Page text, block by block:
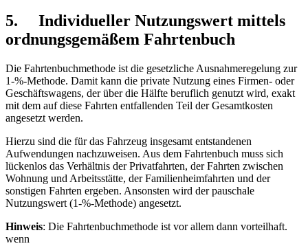
5. Individueller Nutzungswert mittels
ordnungsgemäßem Fahrtenbuch
Die Fahrtenbuchmethode ist die gesetzliche Ausnahmeregelung zur
1-%-Methode. Damit kann die private Nutzung eines Firmen- oder
Geschäftswagens, der über die Hälfte beruflich genutzt wird, exakt
mit dem auf diese Fahrten entfallenden Teil der Gesamtkosten
angesetzt werden.
Hierzu sind die für das Fahrzeug insgesamt entstandenen
Aufwendungen nachzuweisen. Aus dem Fahrtenbuch muss sich
lückenlos das Verhältnis der Privatfahrten, der Fahrten zwischen
Wohnung und Arbeitsstätte, der Familienheimfahrten und der
sonstigen Fahrten ergeben. Ansonsten wird der pauschale
Nutzungswert (1-%-Methode) angesetzt.
Hinweis: Die Fahrtenbuchmethode ist vor allem dann vorteilhaft.
wenn